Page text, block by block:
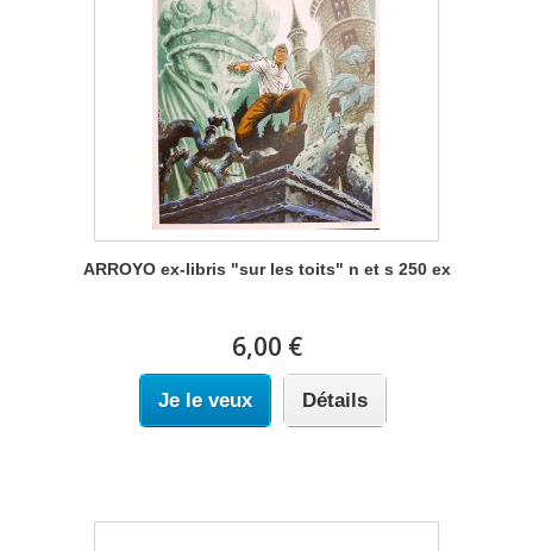
ARROYO ex-libris "sur les toits" n et s 250 ex
6,00 €
Je le veux Détails